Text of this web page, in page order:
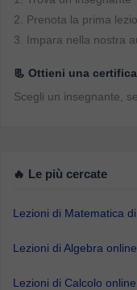
2. Prenota la prima
3. Impara nella nostra
📃 Ottieni una
Scegli un insegnante,
🔥 Le più cercate
Lezioni di Matematica
Lezioni di Algebra online
Lezioni di Calcolo online